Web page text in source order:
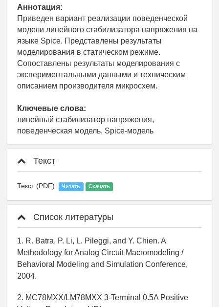
Аннотация:
Приведен вариант реализации поведенческой
модели линейного стабилизатора напряжения на
языке Spice. Представлены результаты
моделирования в статическом режиме.
Сопоставлены результаты моделирования с
экспериментальными данными и техническим
описанием производителя микросхем.
Ключевые слова:
линейный стабилизатор напряжения,
поведенческая модель, Spice-модель
Текст
Текст (PDF): Читать Скачать
Список литературы
1. R. Batra, P. Li, L. Pileggi, and Y. Chien. A
Methodology for Analog Circuit Macromodeling /
Behavioral Modeling and Simulation Conference,
2004.
2. MC78MXX/LM78MXX 3-Terminal 0.5A Positive